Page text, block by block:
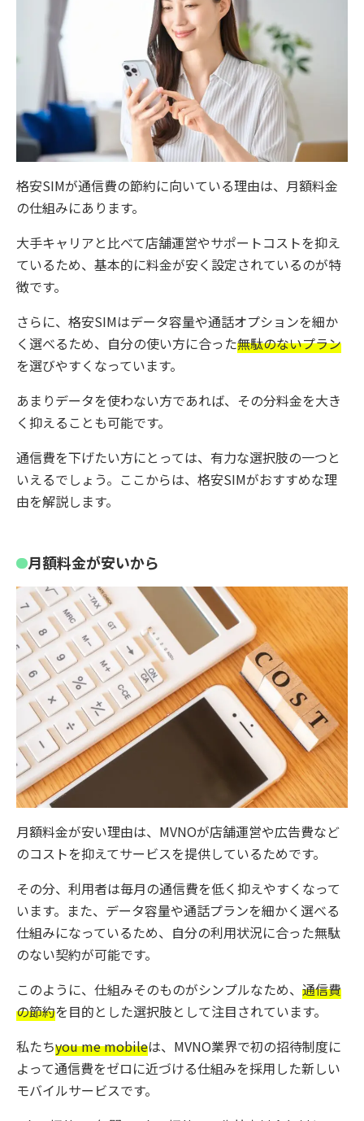
格安SIMが通信費の節約に向いている理由は、月額料金
の仕組みにあります。
大手キャリアと比べて店舗運営やサポートコストを抑え
ているため、基本的に料金が安く設定されているのが特
徴です。
さらに、格安SIMはデータ容量や通話オプションを細か
く選べるため、自分の使い方に合った無駄のないプラン
を選びやすくなっています。
あまりデータを使わない方であれば、その分料金を大き
く抑えることも可能です。
通信費を下げたい方にとっては、有力な選択肢の一つと
いえるでしょう。ここからは、格安SIMがおすすめな理
由を解説します。
月額料金が安いから
月額料金が安い理由は、MVNOが店舗運営や広告費など
のコストを抑えてサービスを提供しているためです。
その分、利用者は毎月の通信費を低く抑えやすくなって
います。また、データ容量や通話プランを細かく選べる
仕組みになっているため、自分の利用状況に合った無駄
のない契約が可能です。
このように、仕組みそのものがシンプルなため、 通信費
の節約を目的とした選択肢として注目されています。
私たちyou me mobileは、MVNO業界で初の招待制度に
よって通信費をゼロに近づける仕組みを採用した新しい
モバイルサービスです。